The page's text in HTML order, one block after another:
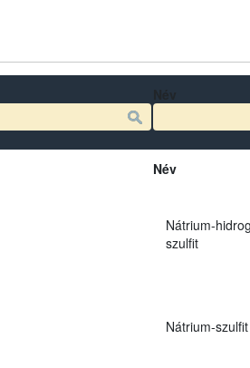
Név
Nátrium-
szulfit
Nátrium-szulfit